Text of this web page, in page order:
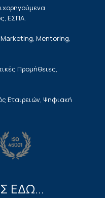
ΕΣΠΑ.
Marketing, Mentoring,
Προμήθειες,
Εταιρειών, Ψηφιακή
ΕΔΩ...